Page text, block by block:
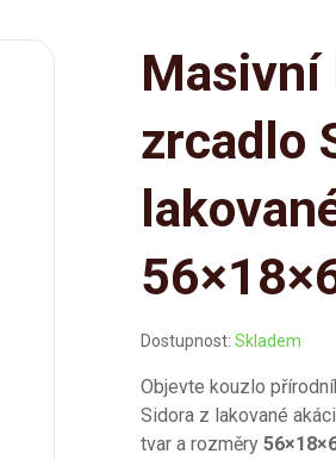
Masivní
zrcadlo
Dostupnost: Skladem
Objevte kouzlo
Sidora z lakované
tvar a rozměry